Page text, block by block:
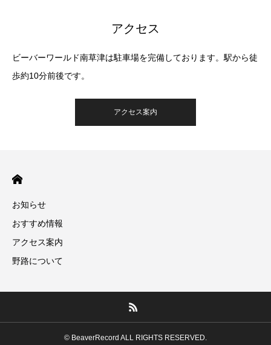
アクセス
ビーバーワールド南草津は駐車場を完備しております。駅から徒
歩約10分前後です。
アクセス案内
お知らせ
おすすめ情報
アクセス案内
野路について
© BeaverRecord ALL RIGHTS RESERVED.